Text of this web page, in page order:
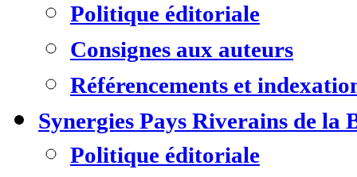
Politique éditoriale
Consignes aux auteurs
Référencements et
Synergies Pays Riverains de la
Politique éditoriale